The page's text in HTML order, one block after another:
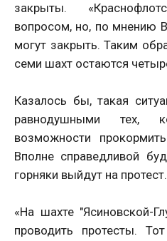
закрыты.
вопросом, но, по мнению
могут закрыть. Таким
семи шахт остаются
Казалось бы, такая
равнодушными тех,
возможности
Вполне справедливой
горняки выйдут на протест.
«На шахте "Ясиновской-
проводить протесты.